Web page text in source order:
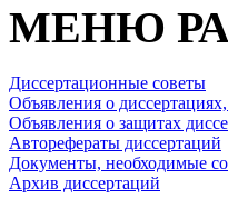
МЕНЮ
Диссертационные советы
Объявления о
Объявления о защитах
Авторефераты диссертаций
Документы, необходимые
Архив диссертаций